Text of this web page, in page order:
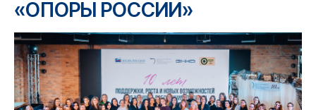
«ОПОРЫ РОССИИ»